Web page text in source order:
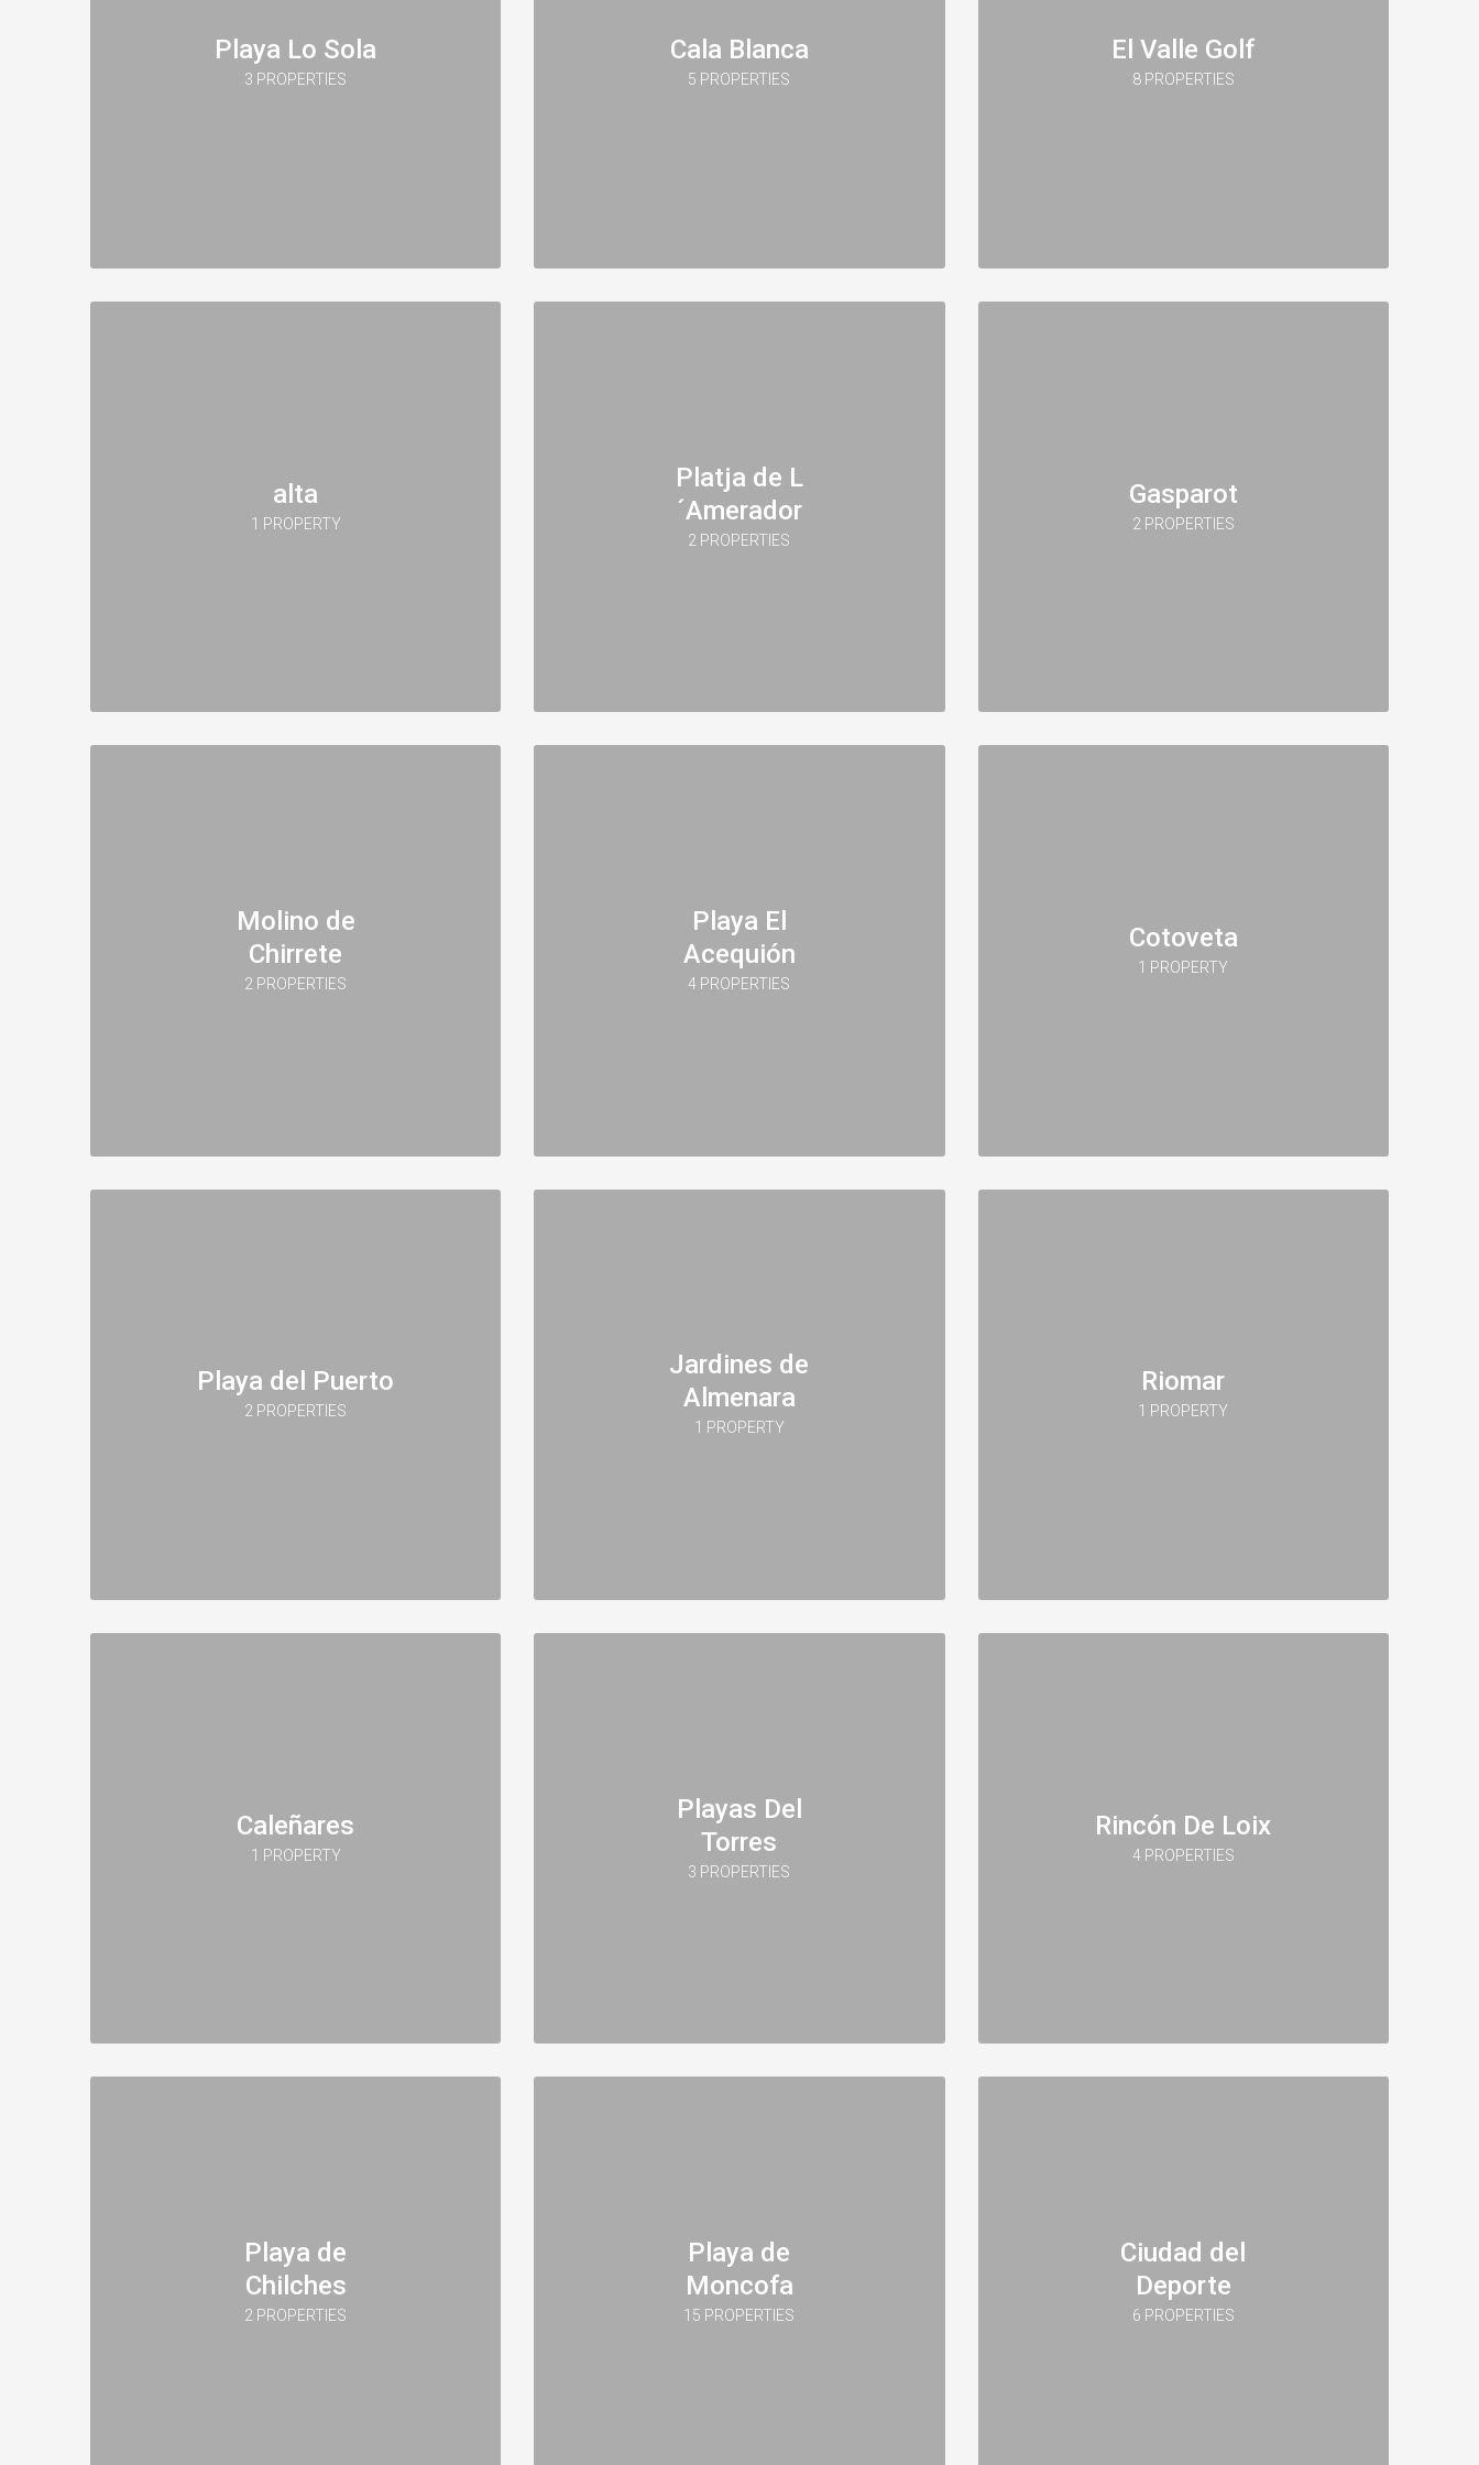
Playa Lo Sola
3 PROPERTIES
Cala Blanca
5 PROPERTIES
El Valle Golf
8 PROPERTIES
alta
1 PROPERTY
Platja de L
´Amerador
2 PROPERTIES
Gasparot
2 PROPERTIES
Molino de
Chirrete
2 PROPERTIES
Playa El
Acequión
4 PROPERTIES
Cotoveta
1 PROPERTY
Playa del Puerto
2 PROPERTIES
Jardines de
Almenara
1 PROPERTY
Riomar
1 PROPERTY
Caleñares
1 PROPERTY
Playas Del
Torres
3 PROPERTIES
Rincón De Loix
4 PROPERTIES
Playa de
Chilches
2 PROPERTIES
Playa de
Moncofa
15 PROPERTIES
Ciudad del
Deporte
6 PROPERTIES